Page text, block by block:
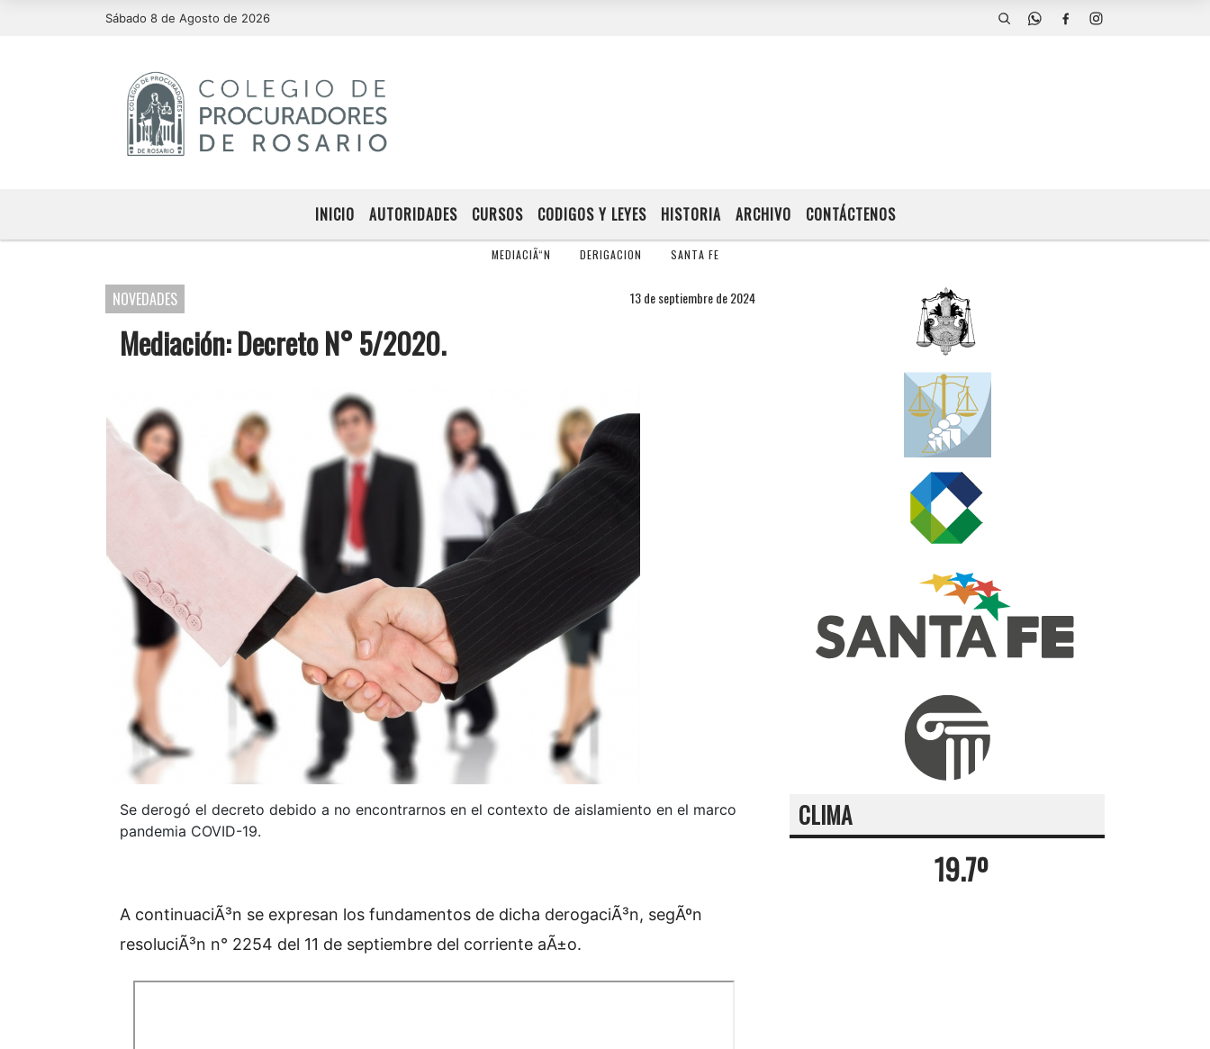
Sábado 8 de Agosto de 2026
INICIO AUTORIDADES CURSOS CODIGOS Y LEYES HISTORIA ARCHIVO CONTÁCTENOS
MEDIACIÃ“N DERIGACION SANTA FE
NOVEDADES 13 de septiembre de 2024
Mediación: Decreto N° 5/2020.
Se derogó el decreto debido a no encontrarnos en el contexto de aislamiento en el marco
pandemia COVID-19.
A continuaciÃ³n se expresan los fundamentos de dicha derogaciÃ³n, segÃºn
resoluciÃ³n n° 2254 del 11 de septiembre del corriente aÃ±o.
CLIMA
19.7º